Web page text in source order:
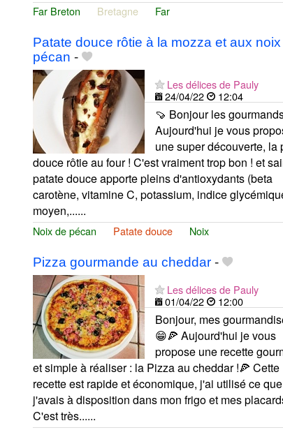
Far Breton Bretagne Far
Patate douce rôtie à la mozza et aux
pécan -
Les délices de Pauly
24/04/22
12:04
🍠 Bonjour les
Aujourd'hui je vous
une super découverte, la
douce rôtie au four ! C'est vraiment trop bon ! et
patate douce apporte pleins d'antioxydants (beta
carotène, vitamine C, potassium, indice
moyen,......
Noix de pécan Patate douce Noix
Pizza gourmande au cheddar -
Les délices de Pauly
01/04/22
12:00
Bonjour, mes
😁🍕 Aujourd'hui je vous
propose une recette
et simple à réaliser : la Pizza au cheddar !🍕 Cette
recette est rapide et économique, j'ai utilisé ce que
j'avais à disposition dans mon frigo et mes
C'est très......